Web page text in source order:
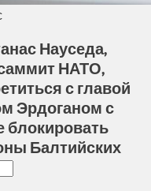
Науседа,
НАТО,
с главой
Эрдоганом с
блокировать
Балтийских